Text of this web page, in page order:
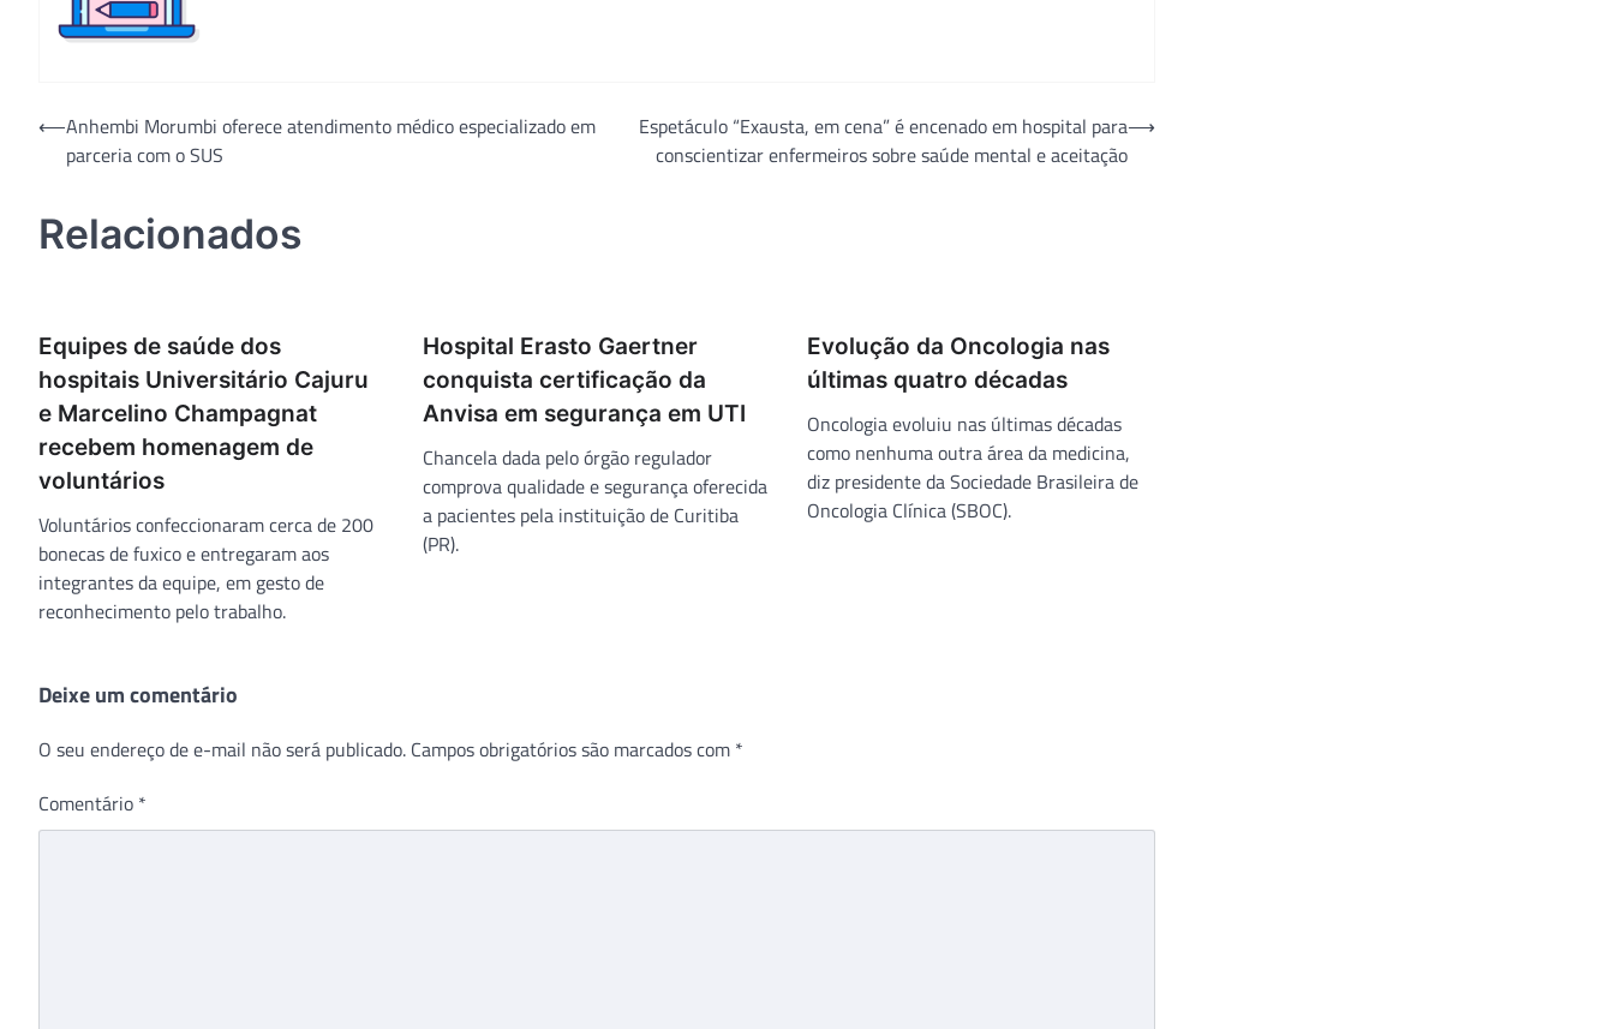
Navegação
⟵Anhembi Morumbi oferece atendimento médico especializado em
parceria com o SUS
Espetáculo “Exausta, em cena” é encenado em hospital para
conscientizar enfermeiros sobre saúde mental e aceitação
⟶
Relacionados
Equipes de saúde dos
hospitais Universitário Cajuru
e Marcelino Champagnat
recebem homenagem de
voluntários
Voluntários confeccionaram cerca de 200
bonecas de fuxico e entregaram aos
integrantes da equipe, em gesto de
reconhecimento pelo trabalho.
Hospital Erasto Gaertner
conquista certificação da
Anvisa em segurança em UTI
Chancela dada pelo órgão regulador
comprova qualidade e segurança oferecida
a pacientes pela instituição de Curitiba
(PR).
Evolução da Oncologia nas
últimas quatro décadas
Oncologia evoluiu nas últimas décadas
como nenhuma outra área da medicina,
diz presidente da Sociedade Brasileira de
Oncologia Clínica (SBOC).
Deixe um comentário
O seu endereço de e-mail não será publicado. Campos obrigatórios são marcados com *
Comentário *